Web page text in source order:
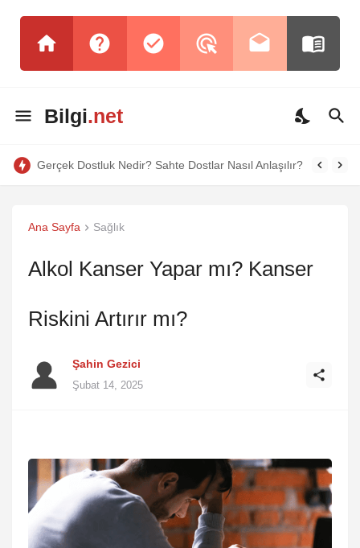
Bilgi.net
Gerçek Dostluk Nedir? Sahte Dostlar Nasıl Anlaşılır?
Ana Sayfa Sağlık
Alkol Kanser Yapar mı? Kanser
Riskini Artırır mı?
Şahin Gezici
Şubat 14, 2025